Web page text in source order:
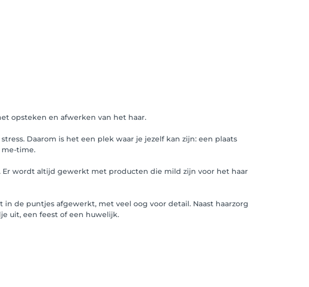
opsteken en afwerken van het haar.
Daarom is het een plek waar je jezelf kan zijn: een plaats
me-time.
Er wordt altijd gewerkt met producten die mild zijn voor het haar
de puntjes afgewerkt, met veel oog voor detail. Naast haarzorg
uit, een feest of een huwelijk.